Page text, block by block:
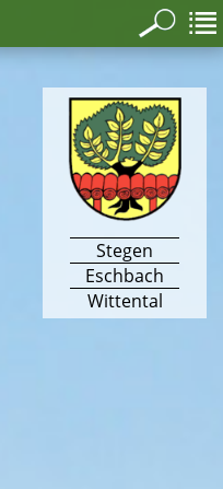
Stegen
Eschbach
Wittental